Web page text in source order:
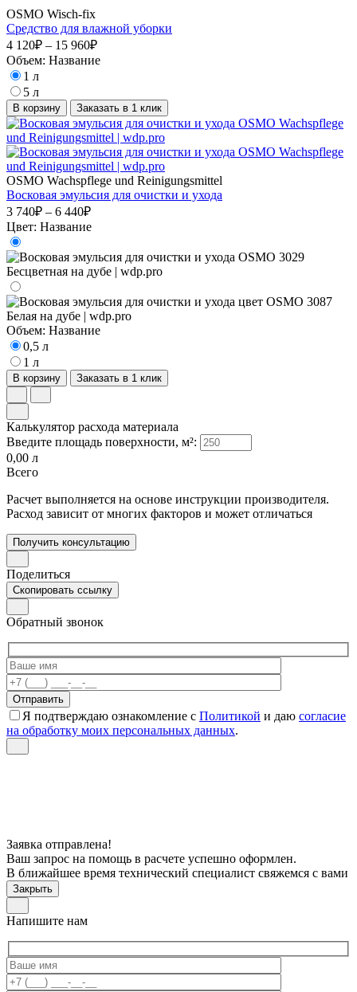
OSMO Wisch-fix
Средство для влажной уборки
4 120₽ – 15 960₽
Объем: Название
1 л
5 л
В корзину Заказать в 1 клик
OSMO Wachspflege und Reinigungsmittel
Восковая эмульсия для очистки и ухода
3 740₽ – 6 440₽
Цвет: Название
Объем: Название
0,5 л
1 л
В корзину Заказать в 1 клик
Калькулятор расхода материала
Введите площадь поверхности, м²:
0,00 л
Всего
Расчет выполняется на основе инструкции производителя.
Расход зависит от многих факторов и может отличаться
Получить консультацию
Поделиться
Скопировать ссылку
Обратный звонок
Я подтверждаю ознакомление с Политикой и даю согласие
на обработку моих персональных данных.
Заявка отправлена!
Ваш запрос на помощь в расчете успешно оформлен.
В ближайшее время технический специалист свяжемся с вами
Закрыть
Напишите нам